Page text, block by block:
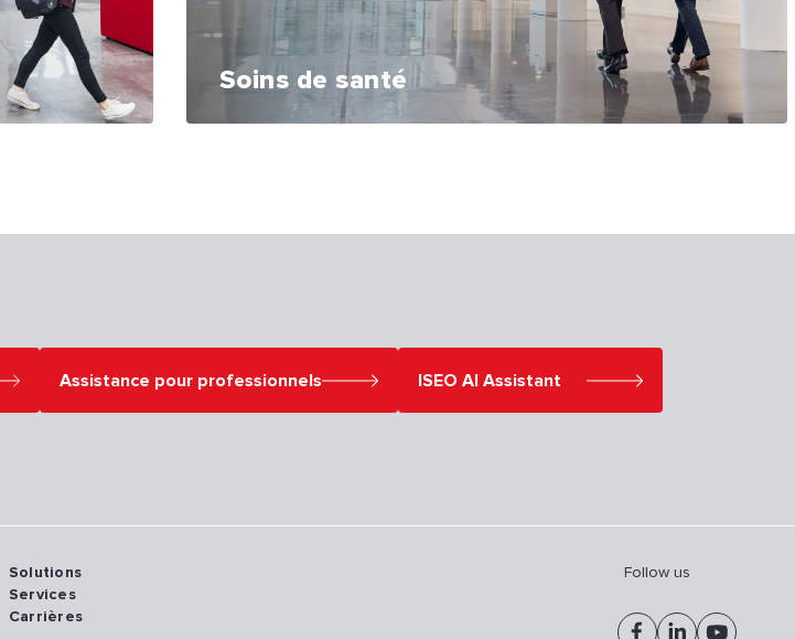
Soins de santé
Assistance pour professionnels ISEO AI Assistant
Solutions
Services
Carrières
Follow us